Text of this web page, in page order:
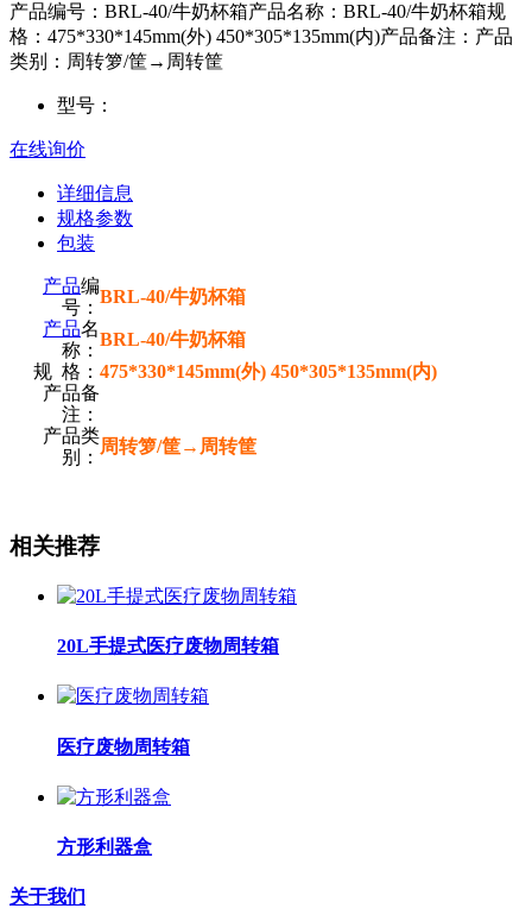
产品编号：BRL-40/牛奶杯箱产品名称：BRL-40/牛奶杯箱规
格：475*330*145mm(外) 450*305*135mm(内)产品备注：产品
类别：周转箩/筐→周转筐
型号：
在线询价
详细信息
规格参数
包装
产品编
号：
BRL-40/牛奶杯箱
产品名
称：
BRL-40/牛奶杯箱
规 格： 475*330*145mm(外) 450*305*135mm(内)
产品备
注：
产品类
别：
周转箩/筐→周转筐
相关推荐
20L手提式医疗废物周转箱
医疗废物周转箱
方形利器盒
关于我们